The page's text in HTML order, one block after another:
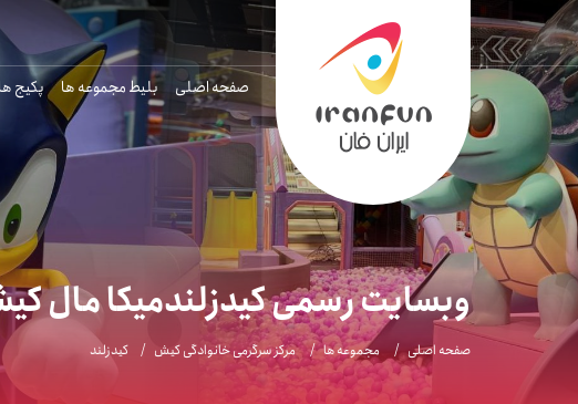
صفحه اصلی بلیط مجموعه ها پکیج
وبسایت رسمی کیدزلندمیکا مال
صفحه اصلی مجموعه ها مرکز سرگرمی خانوادگی کیش کیدزلند